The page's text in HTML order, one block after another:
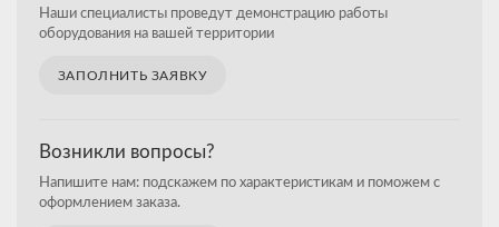
Наши специалисты проведут демонстрацию работы
оборудования на вашей территории
ЗАПОЛНИТЬ ЗАЯВКУ
Возникли вопросы?
Напишите нам: подскажем по характеристикам и поможем с
оформлением заказа.